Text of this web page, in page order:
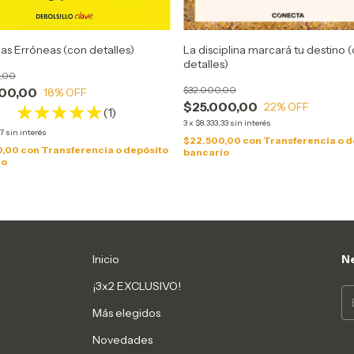
Erróneas (con detalles)
18% OFF
(1)
sin interés
con Transferencia o depósito
La disciplina marcará tu destino
detalles)
$25.000,00
$32.000,00
22% OFF
3x $8.333,33 sin interés
$22.500,00 con Transferencia o
bancario
Inicio
¡3x2 EXCLUSIVO!
Más elegidos
Novedades